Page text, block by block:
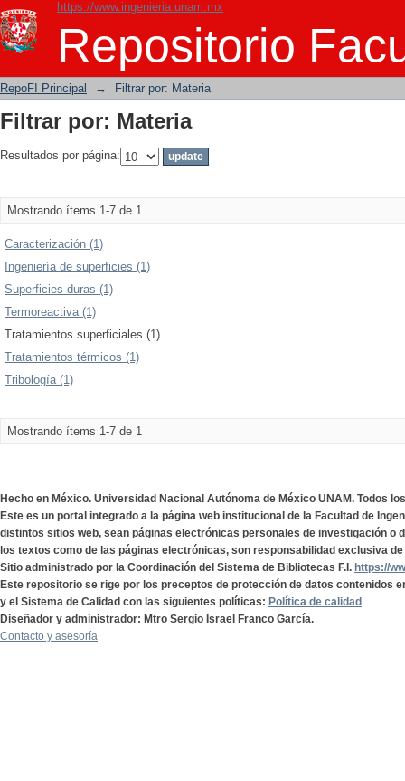
https://www.ingenieria.unam.mx
Repositorio
Filtrar por: Materia
RepoFI Principal → Filtrar por: Materia
Filtrar por: Materia
Resultados por página:
Mostrando ítems 1-7 de 1
Caracterización (1)
Ingeniería de superficies (1)
Superficies duras (1)
Termoreactiva (1)
Tratamientos superficiales (1)
Tratamientos térmicos (1)
Tribología (1)
Mostrando ítems 1-7 de 1
Hecho en México. Universidad Nacional Autónoma de México UNAM. Todos
Este es un portal integrado a la página web institucional de la Facultad de
distintos sitios web, sean páginas electrónicas personales de investigación o
los textos como de las páginas electrónicas, son responsabilidad exclusiva
Sitio administrado por la Coordinación del Sistema de Bibliotecas F.I. https://
Este repositorio se rige por los preceptos de protección de datos contenidos
y el Sistema de Calidad con las siguientes políticas: Política de calidad
Diseñador y administrador: Mtro Sergio Israel Franco García.
Contacto y asesoría